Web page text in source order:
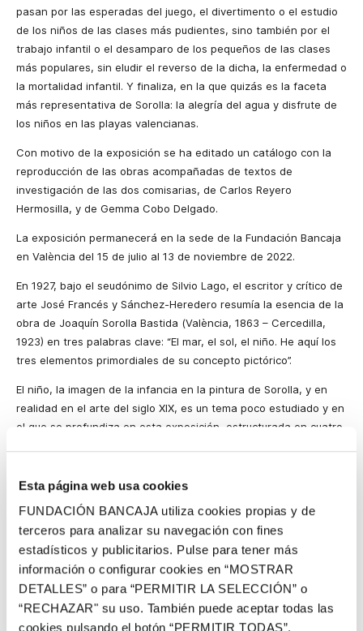
Esta página web usa cookies
FUNDACIÓN BANCAJA utiliza cookies propias y de
terceros para analizar su navegación con fines
estadísticos y publicitarios. Pulse para tener más
información o configurar cookies en “MOSTRAR
DETALLES” o para “PERMITIR LA SELECCIÓN” o
“RECHAZAR" su uso. También puede aceptar todas las
cookies pulsando el botón “PERMITIR TODAS”.
pasan por las esperadas del juego, el divertimento o el estudio
de los niños de las clases más pudientes, sino también por el
trabajo infantil o el desamparo de los pequeños de las clases
más populares, sin eludir el reverso de la dicha, la enfermedad o
la mortalidad infantil. Y finaliza, en la que quizás es la faceta
más representativa de Sorolla: la alegría del agua y disfrute de
los niños en las playas valencianas.
Con motivo de la exposición se ha editado un catálogo con la
reproducción de las obras acompañadas de textos de
investigación de las dos comisarias, de Carlos Reyero
Hermosilla, y de Gemma Cobo Delgado.
La exposición permanecerá en la sede de la Fundación Bancaja
en València del 15 de julio al 13 de noviembre de 2022.
En 1927, bajo el seudónimo de Silvio Lago, el escritor y crítico de
arte José Francés y Sánchez-Heredero resumía la esencia de la
obra de Joaquín Sorolla Bastida (València, 1863 – Cercedilla,
1923) en tres palabras clave: “El mar, el sol, el niño. He aquí los
tres elementos primordiales de su concepto pictórico”.
El niño, la imagen de la infancia en la pintura de Sorolla, y en
realidad en el arte del siglo XIX, es un tema poco estudiado y en
el que se profundiza en esta exposición, estructurada en cuatro
1. El centro de la familia
Sorolla fue un hombre eminentemente familiar. Huérfano a los
dos años, encontró en la familia creada junto a su esposa
Clotilde García del Castillo, el pilar firme sobre el que sustentar
su vida como hombre y como pintor y una inagotable fuente de
inspiración.
Con el nacimiento de sus tres hijos, María Clotilde, Joaquín y